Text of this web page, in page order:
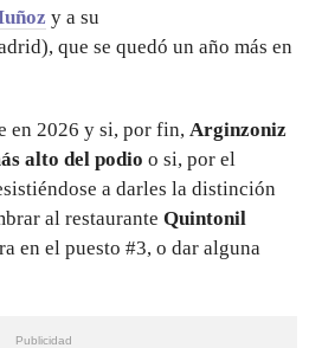
y a su
que se quedó un año más en
en 2026 y si, por fin, Arginzoniz
alto del podio o si, por el
a darles la distinción
al restaurante Quintonil
en el puesto #3, o dar alguna